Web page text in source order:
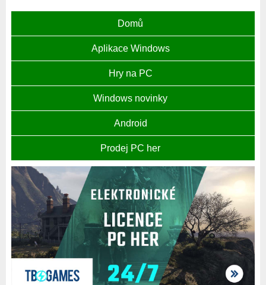
Domů
Aplikace Windows
Hry na PC
Windows novinky
Android
Prodej PC her